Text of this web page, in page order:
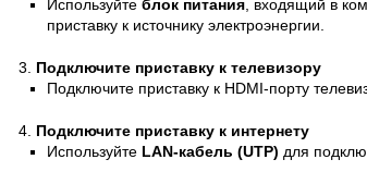
Используйте блок питания , входящий в
приставку к источнику электроэнергии.
Подключите приставку к телевизору
Подключите приставку к HDMI-порту
Подключите приставку к интернету
Используйте LAN-кабель (UTP) для